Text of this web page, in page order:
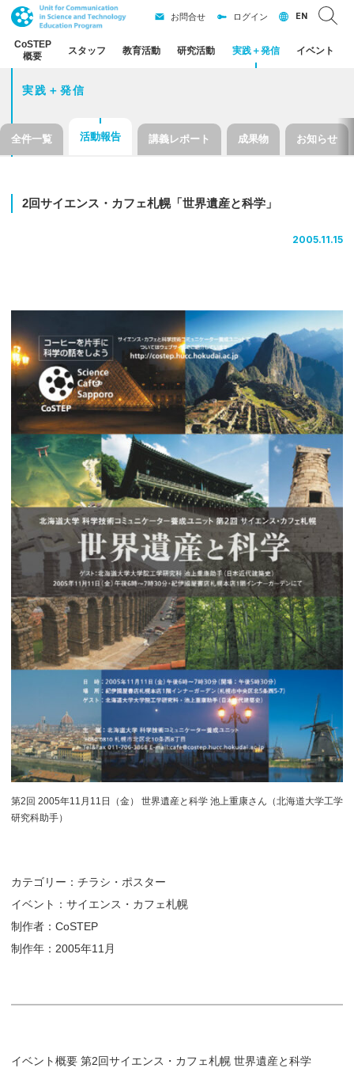
CoSTEP
概要
スタッフ 教育活動 研究活動 実践＋発信 イベント
お問合せ ログイン EN
実践＋発信
全件一覧 活動報告 講義レポート 成果物 お知らせ
2回サイエンス ・ カフェ札幌「世界遺産と科学」
2005.11.15
第2回 2005年11月11日（金） 世界遺産と科学 池上重康さん（北海道大学工学
研究科助手）
カテゴリー：チラシ・ポスター
イベント：サイエンス・カフェ札幌
制作者：CoSTEP
制作年：2005年11月
イベント概要 第2回サイエンス・カフェ札幌 世界遺産と科学